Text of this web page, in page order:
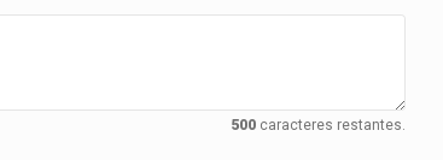
500caracteres restantes.